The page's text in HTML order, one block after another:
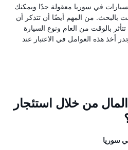
في سوريا معقولة جدًا ويمكنك
بالبحث. من المهم أيضًا أن تتذكر أن
بالوقت من العام ونوع السيارة
أخذ هذه العوامل في الاعتبار عند
من خلال استئجار
سوريا